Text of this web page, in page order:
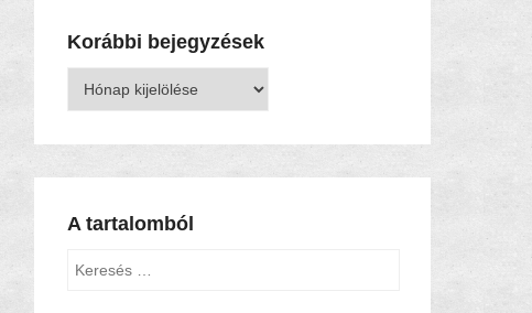
Korábbi bejegyzések
bejegyzések
A tartalomból
Keresés